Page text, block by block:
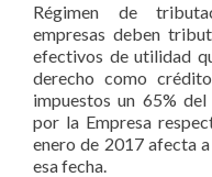
Régimen de
empresas deben
efectivos de utilidad
derecho como
impuestos un 65%
por la Empresa
enero de 2017 afecta
esa fecha.